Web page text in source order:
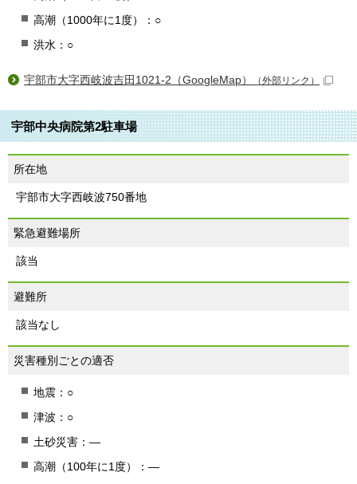
高潮（1000年に1度）：○
洪水：○
宇部市大字西岐波吉田1021-2（GoogleMap） （外部リンク）
宇部中央病院第2駐車場
所在地
宇部市大字西岐波750番地
緊急避難場所
該当
避難所
該当なし
災害種別ごとの適否
地震：○
津波：○
土砂災害：―
高潮（100年に1度）：―